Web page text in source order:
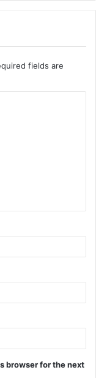
fields are
browser for the next